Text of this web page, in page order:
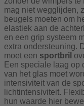
mag niet wegglijden,
beugels moeten om
elastiek aan de
en een grip systeem
extra ondersteuning.
moet een sportbril
Een speciale laag op
van het glas moet
intensiviteit van de
lichtintensiviteit.
hun waarde hier